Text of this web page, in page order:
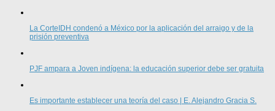
La CorteIDH condenó a México por la aplicación del arraigo y de la
prisión preventiva
PJF ampara a Joven indígena: la educación superior debe ser gratuita
Es importante establecer una teoría del caso | E. Alejandro Gracia S.